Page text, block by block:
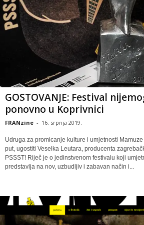
GOSTOVANJE: Festival
ponovno u Koprivnici
FRANzine - 16. srpnja 2019.
Udruga za promicanje kulture i umjetnosti
put, ugostiti Veselka Leutara, producenta
PSSST! Riječ je o jedinstvenom festivalu koji
predstavlja na nov, uzbudljiv i zabavan način i...